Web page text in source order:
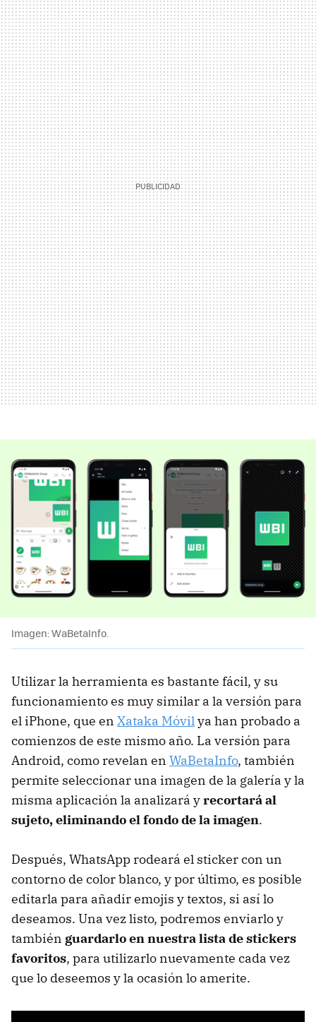
Imagen: WaBetaInfo.
Utilizar la herramienta es bastante fácil, y su
funcionamiento es muy similar a la versión para
el iPhone, que en Xataka Móvilya han probado a
comienzos de este mismo año. La versión para
Android, como revelan en WaBetaInfo, también
permite seleccionar una imagen de la galería y la
misma aplicación la analizará yrecortará al
sujeto, eliminando el fondo de la imagen.
Después, WhatsApp rodeará el sticker con un
contorno de color blanco, y por último, es posible
editarla para añadir emojis y textos, si así lo
deseamos. Una vez listo, podremos enviarlo y
también guardarlo en nuestra lista de stickers
favoritos, para utilizarlo nuevamente cada vez
que lo deseemos y la ocasión lo amerite.